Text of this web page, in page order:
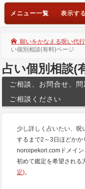
メニュー一覧
願いをかなえる呪い代
い個別相談(有料)ページ
占い個別相談(
ご相談、お問合せ、
ご相談ください
少し詳しく占いたい、呪
するまで2～3日ほどかか
noroipekori.comドメイン
初めて鑑定を希望される
定)。